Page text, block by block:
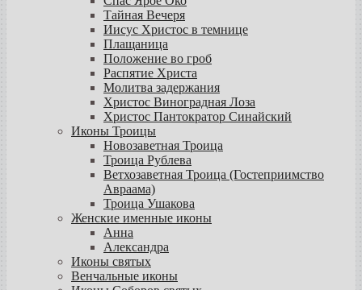
Тайная Вечеря
Иисус Христос в темнице
Плащаница
Положение во гроб
Распятие Христа
Молитва задержания
Христос Виноградная Лоза
Христос Пантократор Синайский
Иконы Троицы
Новозаветная Троица
Троица Рублева
Ветхозаветная Троица (Гостеприимство
Авраама)
Троица Ушакова
Женские именные иконы
Анна
Александра
Иконы святых
Венчальные иконы